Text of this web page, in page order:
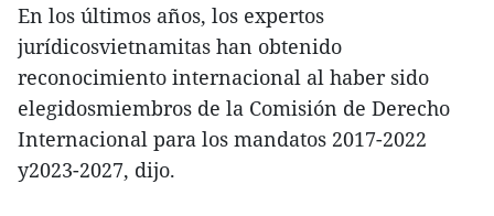
En los últimos años, los expertos
jurídicosvietnamitas han obtenido
reconocimiento internacional al haber sido
elegidosmiembros de la Comisión de Derecho
Internacional para los mandatos 2017-2022
y2023-2027, dijo.